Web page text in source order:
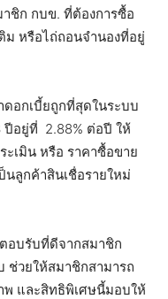
าชิก กบข. ที่ต้องการซื้อ
ม หรือไถ่ถอนจำนองที่อยู่
ดอกเบี้ยถูกที่สุดในระบบ
ปีอยู่ที่ 2.88% ต่อปี ให้
ะเมิน หรือ ราคาซื้อขาย
นลูกค้าสินเชื่อรายใหม่
อบรับที่ดีจากสมาชิก
ช่วยให้สมาชิกสามารถ
พ และสิทธิพิเศษนี้มอบให้